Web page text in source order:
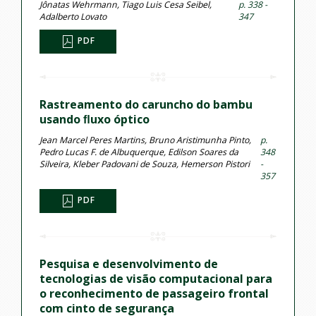
Jônatas Wehrmann, Tiago Luis Cesa Seibel,
Adalberto Lovato
p. 338 -
347
PDF
Rastreamento do caruncho do bambu
usando ﬂuxo óptico
Jean Marcel Peres Martins, Bruno Aristimunha Pinto,
Pedro Lucas F. de Albuquerque, Edilson Soares da
Silveira, Kleber Padovani de Souza, Hemerson Pistori
p.
348
-
357
PDF
Pesquisa e desenvolvimento de
tecnologias de visão computacional para
o reconhecimento de passageiro frontal
com cinto de segurança